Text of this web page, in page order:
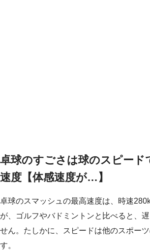
卓球のすごさは球のスピード
速度【体感速度が…】
卓球のスマッシュの最高速度は、時速
が、ゴルフやバドミントンと比べると、
せん。たしかに、スピードは他のスポー
す。